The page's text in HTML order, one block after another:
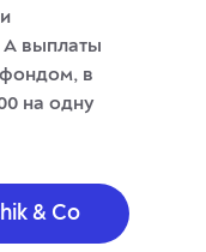
А выплаты
в
на одну
& Co